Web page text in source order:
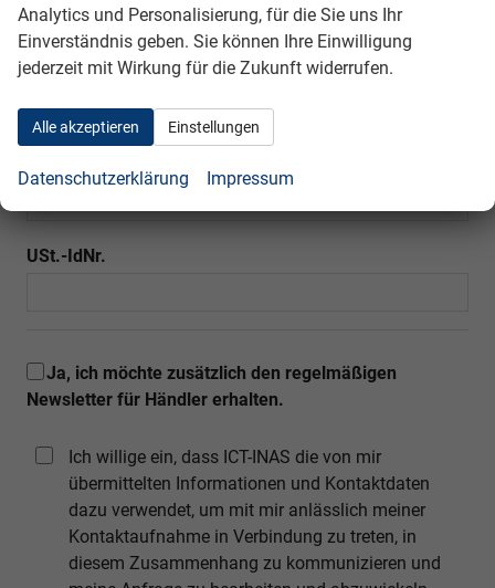
Fax
USt.-IdNr.
Ja, ich möchte zusätzlich den regelmäßigen
Newsletter für Händler erhalten.
Ich willige ein, dass ICT-INAS die von mir
übermittelten Informationen und Kontaktdaten
dazu verwendet, um mit mir anlässlich meiner
Kontaktaufnahme in Verbindung zu treten, in
diesem Zusammenhang zu kommunizieren und
Analytics und Personalisierung, für die Sie uns Ihr
Einverständnis geben. Sie können Ihre Einwilligung
jederzeit mit Wirkung für die Zukunft widerrufen.
Alle akzeptieren Einstellungen
Datenschutzerklärung Impressum